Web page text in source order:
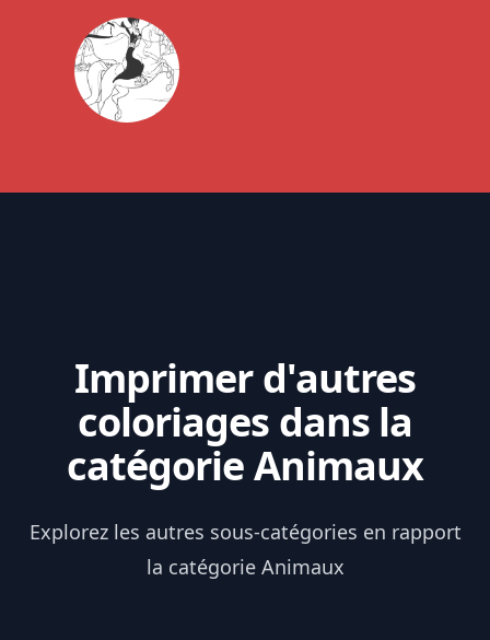
Imprimer d'autres
coloriages dans la
catégorie Animaux
Explorez les autres sous-catégories en rapport
la catégorie Animaux